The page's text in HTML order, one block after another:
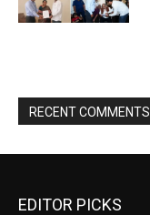
RECENT COMMENTS
EDITOR PICKS